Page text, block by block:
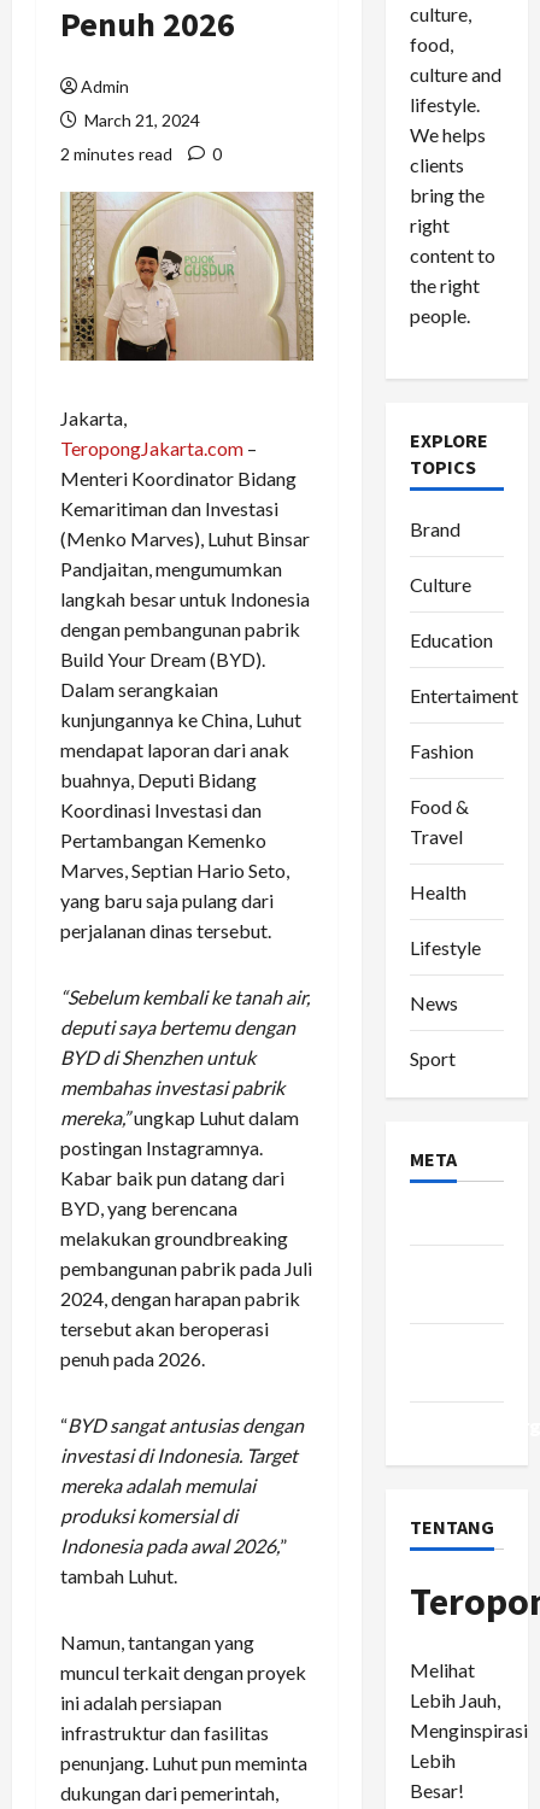
Penuh 2026
Admin
March 21, 2024
2 minutes read
0
Jakarta,
TeropongJakarta.com –
Menteri Koordinator Bidang
Kemaritiman dan Investasi
(Menko Marves), Luhut Binsar
Pandjaitan, mengumumkan
langkah besar untuk Indonesia
dengan pembangunan pabrik
Build Your Dream (BYD).
Dalam serangkaian
kunjungannya ke China, Luhut
mendapat laporan dari anak
buahnya, Deputi Bidang
Koordinasi Investasi dan
Pertambangan Kemenko
Marves, Septian Hario Seto,
yang baru saja pulang dari
perjalanan dinas tersebut.
“Sebelum kembali ke tanah air,
deputi saya bertemu dengan
BYD di Shenzhen untuk
membahas investasi pabrik
mereka,”ungkap Luhut dalam
postingan Instagramnya.
Kabar baik pun datang dari
BYD, yang berencana
melakukan groundbreaking
pembangunan pabrik pada Juli
2024, dengan harapan pabrik
tersebut akan beroperasi
penuh pada 2026.
“BYD sangat antusias dengan
investasi di Indonesia. Target
mereka adalah memulai
produksi komersial di
Indonesia pada awal 2026,”
tambah Luhut.
Namun, tantangan yang
muncul terkait dengan proyek
ini adalah persiapan
infrastruktur dan fasilitas
penunjang. Luhut pun meminta
dukungan dari pemerintah,
culture,
food,
culture and
lifestyle.
We helps
clients
bring the
right
content to
the right
people.
EXPLORE
TOPICS
Brand
Culture
Education
Entertaiment
Fashion
Food &
Travel
Health
Lifestyle
News
Sport
META
TENTANG
Melihat
Lebih Jauh,
Menginspirasi
Lebih
Besar!